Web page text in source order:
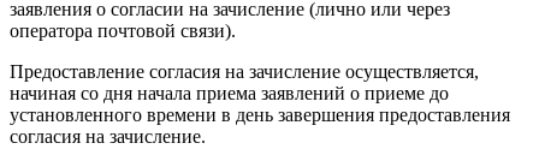
заявления о согласии на зачисление (лично или через
оператора почтовой связи).
Предоставление согласия на зачисление осуществляется,
начиная со дня начала приема заявлений о приеме до
установленного времени в день завершения предоставления
согласия на зачисление.